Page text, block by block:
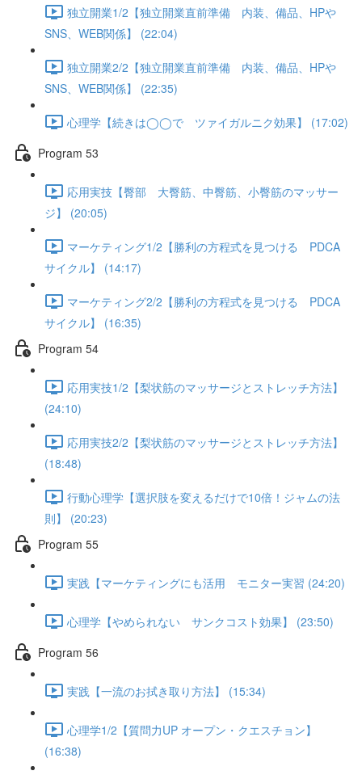
独立開業1/2【独立開業直前準備 内装、備品、HPや
SNS、WEB関係】 (22:04)
独立開業2/2【独立開業直前準備 内装、備品、HPや
SNS、WEB関係】 (22:35)
心理学【続きは◯◯で ツァイガルニク効果】 (17:02)
Program 53
応用実技【臀部 大臀筋、中臀筋、小臀筋のマッサー
ジ】 (20:05)
マーケティング1/2【勝利の方程式を見つける PDCA
サイクル】 (14:17)
マーケティング2/2【勝利の方程式を見つける PDCA
サイクル】 (16:35)
Program 54
応用実技1/2【梨状筋のマッサージとストレッチ方法】
(24:10)
応用実技2/2【梨状筋のマッサージとストレッチ方法】
(18:48)
行動心理学【選択肢を変えるだけで10倍！ジャムの法
則】 (20:23)
Program 55
実践【マーケティングにも活用 モニター実習 (24:20)
心理学【やめられない サンクコスト効果】 (23:50)
Program 56
実践【一流のお拭き取り方法】 (15:34)
心理学1/2【質問力UP オープン・クエスチョン】
(16:38)